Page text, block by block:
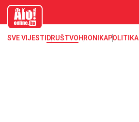
aloonline.b
SVE VIJESTI DRUŠTVOHRONIKAPOLITIKA